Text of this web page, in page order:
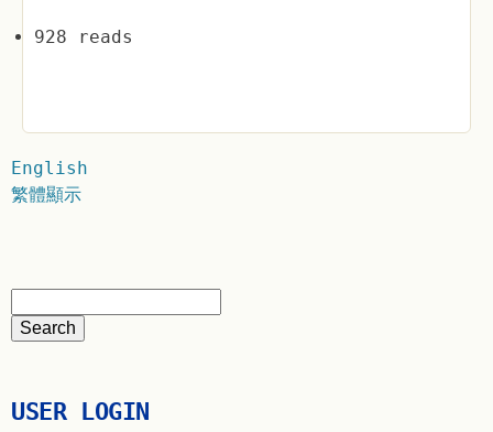
928 reads
English
繁體顯示
USER LOGIN